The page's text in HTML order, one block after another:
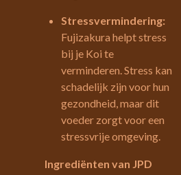
Stressvermindering:
Fujizakura helpt stress
bij je Koi te
verminderen. Stress kan
schadelijk zijn voor hun
gezondheid, maar dit
voeder zorgt voor een
stressvrije omgeving.
Ingrediënten van JPD